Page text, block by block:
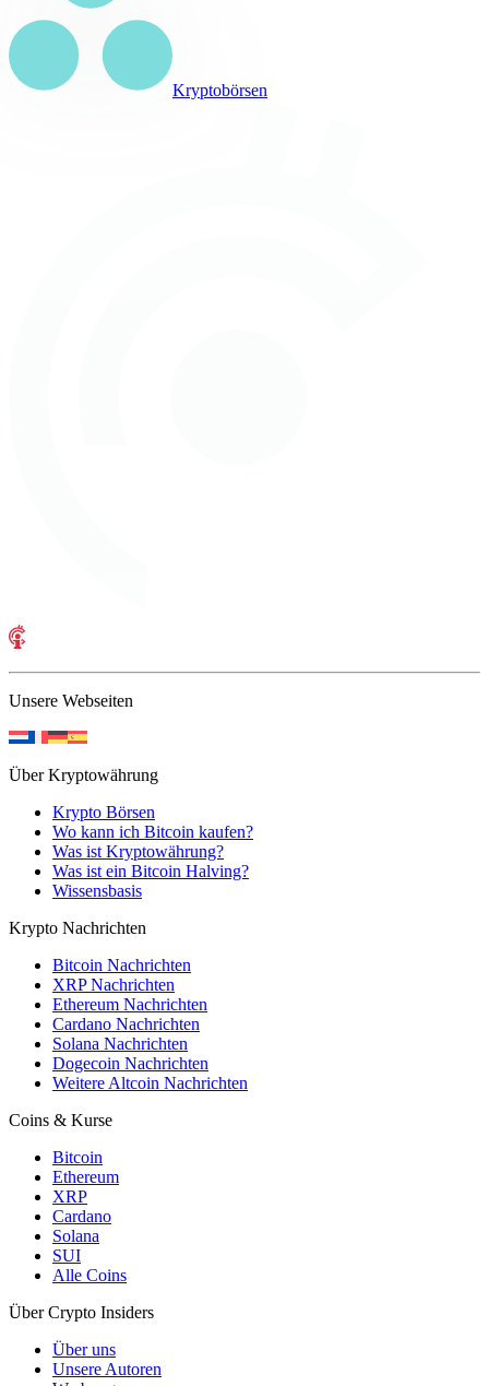
Kryptobörsen
Unsere Webseiten
Über Kryptowährung
Krypto Börsen
Wo kann ich Bitcoin kaufen?
Was ist Kryptowährung?
Was ist ein Bitcoin Halving?
Wissensbasis
Krypto Nachrichten
Bitcoin Nachrichten
XRP Nachrichten
Ethereum Nachrichten
Cardano Nachrichten
Solana Nachrichten
Dogecoin Nachrichten
Weitere Altcoin Nachrichten
Coins & Kurse
Bitcoin
Ethereum
XRP
Cardano
Solana
SUI
Alle Coins
Über Crypto Insiders
Über uns
Unsere Autoren